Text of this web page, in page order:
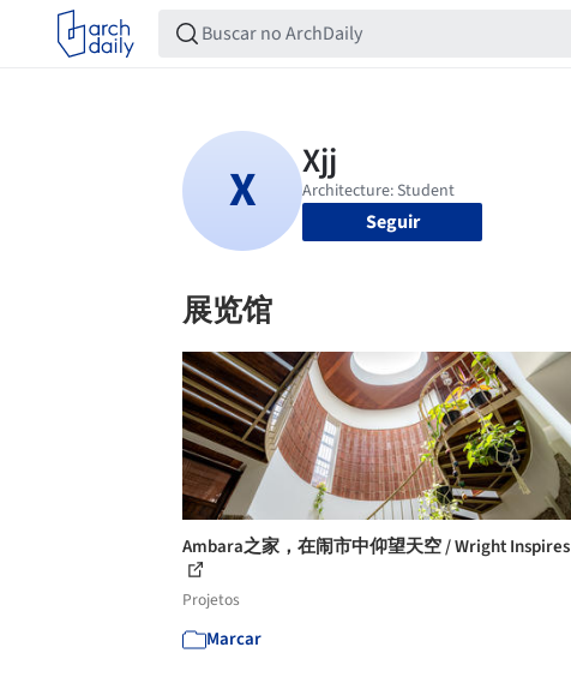
Seguir
展览馆
Ambara之家，在闹市中仰望天空 / Wright Inspires
Projetos
Marcar